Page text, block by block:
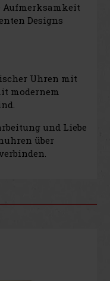
Aufmerksamkeit
Designs
Uhren mit
modernem
und Liebe
über